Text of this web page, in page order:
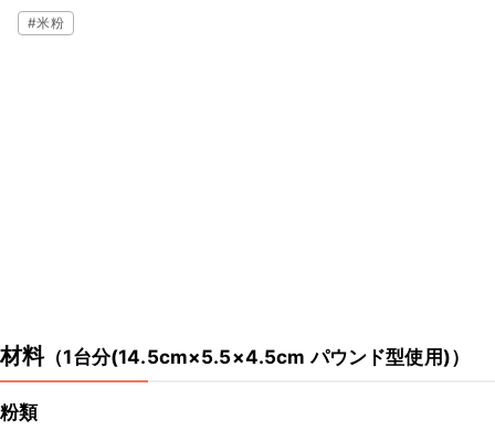
ぜひ一度作ってみて下さいね。
#米粉
材料（1台分(14.5cm×5.5×4.5cm パウンド型使用)）
粉類